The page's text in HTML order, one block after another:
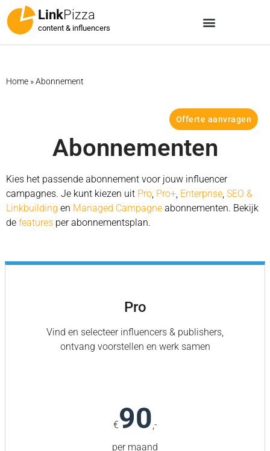
LinkPizza
content & influencers
Home »Abonnement
Offerte aanvragen
Abonnementen
Kies het passende abonnement voor jouw influencer
campagnes. Je kunt kiezen uit Pro, Pro+, Enterprise, SEO &
Linkbuilding en Managed Campagne abonnementen. Bekijk
de features per abonnementsplan.
Pro
Vind en selecteer influencers & publishers,
ontvang voorstellen en werk samen
€90,-
per maand